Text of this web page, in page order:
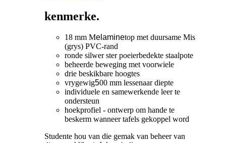
kenmerke.
18 mm Melaminetop met duursame Mis
(grys) PVC-rand
ronde silwer ster poeierbedekte staalpote
beheerde beweging met voorwiele
drie beskikbare hoogtes
vrygewig500 mm lessenaar diepte
individuele en samewerkende leer te
ondersteun
hoekprofiel - ontwerp om hande te
beskerm wanneer tafels gekoppel word
Studente hou van die gemak van beheer van